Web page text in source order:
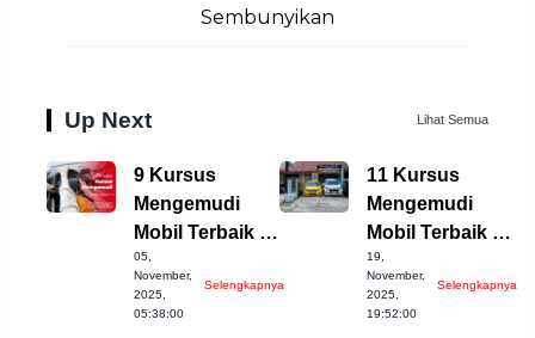
Sembunyikan
Up Next Lihat Semua
9 Kursus
Mengemudi
Mobil Terbaik di
Purwakarta
untuk Anda
05,
November,
2025,
05:38:00
Selengkapnya
11 Kursus
Mengemudi
Mobil Terbaik di
Bandung
Kabupaten yang
Perlu Anda
19,
November,
2025,
19:52:00
Selengkapnya